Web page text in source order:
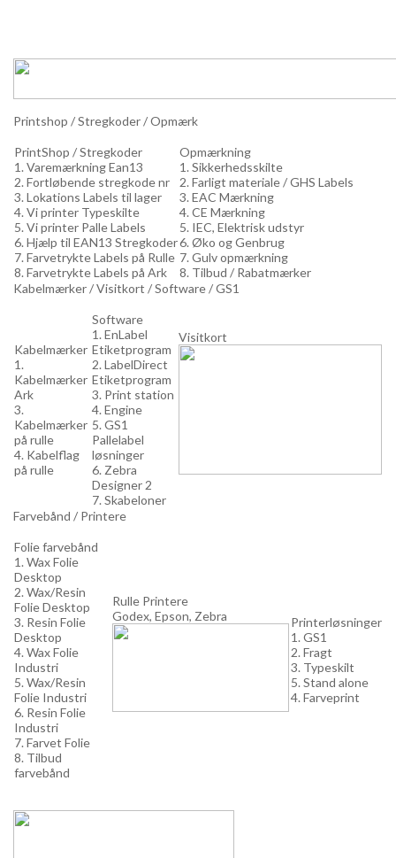
Printshop / Stregkoder / Opmærk
PrintShop / Stregkoder
1. Varemærkning Ean13
2. Fortløbende stregkode nr
3. Lokations Labels til lager
4. Vi printer Typeskilte
5. Vi printer Palle Labels
6. Hjælp til EAN13 Stregkoder
7. Farvetrykte Labels på Rulle
8. Farvetrykte Labels på Ark
Opmærkning
1. Sikkerhedsskilte
2. Farligt materiale / GHS Labels
3. EAC Mærkning
4. CE Mærkning
5. IEC, Elektrisk udstyr
6. Øko og Genbrug
7. Gulv opmærkning
8. Tilbud / Rabatmærker
Kabelmærker / Visitkort / Software / GS1
Kabelmærker
1.
Kabelmærker
Ark
3.
Kabelmærker
på rulle
4. Kabelflag
på rulle
Software
1. EnLabel
Etiketprogram
2. LabelDirect
Etiketprogram
3. Print station
4. Engine
5. GS1
Pallelabel
løsninger
6. Zebra
Designer 2
7. Skabeloner
Visitkort
Farvebånd / Printere
Folie farvebånd
1. Wax Folie
Desktop
2. Wax/Resin
Folie Desktop
3. Resin Folie
Desktop
4. Wax Folie
Industri
5. Wax/Resin
Folie Industri
6. Resin Folie
Industri
7. Farvet Folie
8. Tilbud
farvebånd
Rulle Printere
Godex, Epson, Zebra
Printerløsninger
1. GS1
2. Fragt
3. Typeskilt
5. Stand alone
4. Farveprint